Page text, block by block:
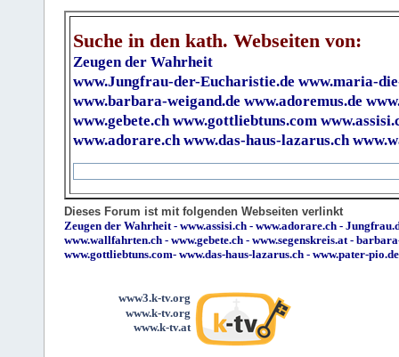
Suche in den kath. Webseiten von:
Zeugen der Wahrheit
www.Jungfrau-der-Eucharistie.de www.maria-
www.barbara-weigand.de www.adoremus.de
www.gebete.ch www.gottliebtuns.com
www.adorare.ch www.das-haus-lazarus.ch
Dieses Forum ist mit folgenden Webseiten verlinkt
Zeugen der Wahrheit- www.assisi.ch - www.adorare.ch -
www.wallfahrten.ch - www.gebete.ch - www.segenskreis.at-
www.gottliebtuns.com- www.das-haus-lazarus.ch - www.pater-pio.de
www3.k-tv.org
www.k-tv.org
www.k-tv.at